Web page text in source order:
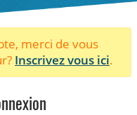
merci de vous
Inscrivez vous ici.